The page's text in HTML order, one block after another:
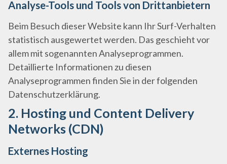
Analyse-Tools und Tools von Dritt­anbietern
Beim Besuch dieser Website kann Ihr Surf-Verhalten
statistisch ausgewertet werden. Das geschieht vor
allem mit sogenannten Analyseprogrammen.
Detaillierte Informationen zu diesen
Analyseprogrammen finden Sie in der folgenden
Datenschutzerklärung.
2. Hosting und Content Delivery
Networks (CDN)
Externes Hosting